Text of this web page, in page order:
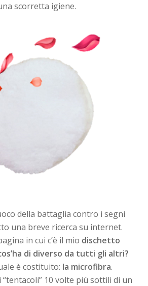
scorretta igiene.
della battaglia contro i segni
una breve ricerca su internet.
in cui c’è il mio dischetto
di diverso da tutti gli altri?
è costituito: la microfibra.
10 volte più sottili di un